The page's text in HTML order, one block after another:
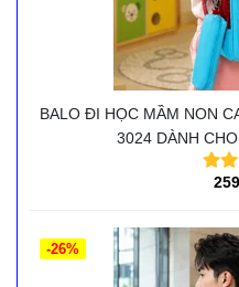
BALO ĐI HỌC MẦM NON
3024 DÀNH
-26%